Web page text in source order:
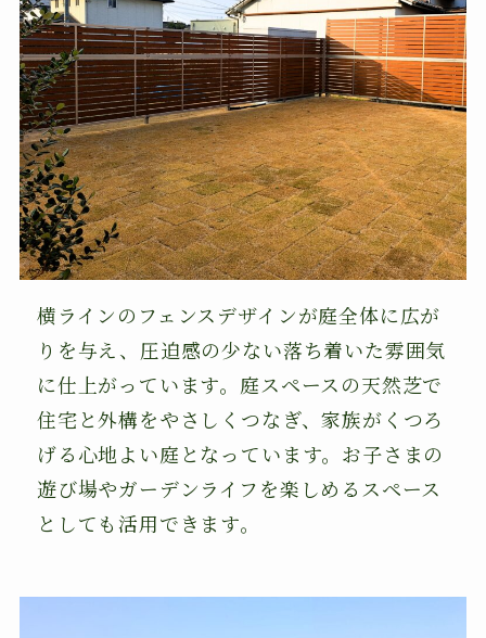
横ラインのフェンスデザインが庭全体に広が
りを与え、圧迫感の少ない落ち着いた雰囲気
に仕上がっています。庭スペースの天然芝で
住宅と外構をやさしくつなぎ、家族がくつろ
げる心地よい庭となっています。お子さまの
遊び場やガーデンライフを楽しめるスペース
としても活用できます。